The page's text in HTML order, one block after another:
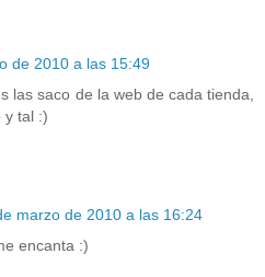
de 2010 a las 15:49
las saco de la web de cada tienda,
y tal :)
marzo de 2010 a las 16:24
encanta :)